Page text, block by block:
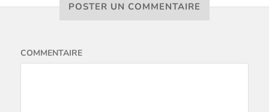
POSTER UN COMMENTAIRE
COMMENTAIRE